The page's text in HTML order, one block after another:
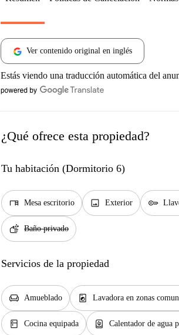
Ver contenido original en inglés
Estás viendo una traducción automática del
¿Qué ofrece esta propiedad?
Tu habitación (Dormitorio 6)
desk Mesa escritorio image Exterior key
soap Baño privado
Servicios de la propiedad
chair Amueblado local_laundry_service Lavadora en zonas
kitchen Cocina equipada water_heater Calentador de agua